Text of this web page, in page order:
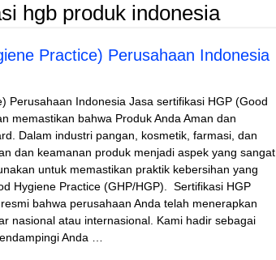
hgb produk indonesia
Practice) Perusahaan Indonesia
Perusahaan Indonesia Jasa sertifikasi HGP (Good
memastikan bahwa Produk Anda Aman dan
Dalam industri pangan, kosmetik, farmasi, dan
dan keamanan produk menjadi aspek yang sangat
untuk memastikan praktik kebersihan yang
Hygiene Practice (GHP/HGP). Sertifikasi HGP
bahwa perusahaan Anda telah menerapkan
nasional atau internasional. Kami hadir sebagai
Anda …